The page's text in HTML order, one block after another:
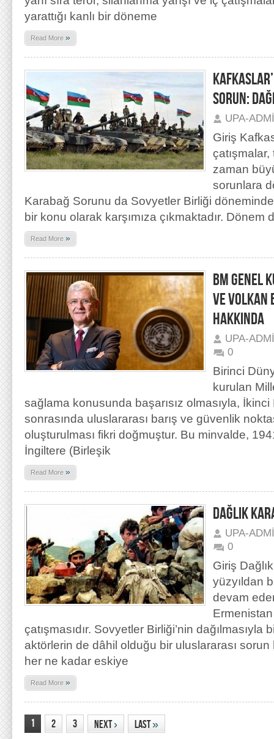
yarattığı kanlı bir döneme
Read More »
SORUN:
UPA-
Giriş
zaman
sorunlara
Karabağ Sorunu da Sovyetler Birliği
bir konu olarak karşımıza çıkmaktadır. Dönem
Read More »
BM GENEL
VE VOLKAN
HAKKINDA
UPA-
0
Birinci
kurulan
sağlama konusunda başarısız olmasıyla, İkinci
sonrasında uluslararası barış ve güvenlik
oluşturulması fikri doğmuştur. Bu minvalde,
İngiltere (Birleşik
Read More »
DAĞLIK
UPA-
0
Giriş
yüzyıldan
devam
Ermenistan
çatışmasıdır. Sovyetler Birliği’nin dağılmasıyla
aktörlerin de dâhil olduğu bir uluslararası
her ne kadar eskiye
Read More »
1 2 3 Next› Last»